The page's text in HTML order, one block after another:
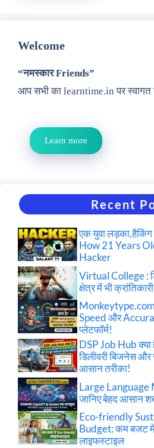
Welcome
“नमस्कार Friends”
आप सभी का learntime.in पर
Learn more
Recent
एक युवा लड़का,हैकिंग
How 21 Years
Hacker
Virtual College :
क्षेत्र में भी
Monkeytype.com
Speed और
प्लेटफॉर्म!
DSP Job Hub
डिलीवरी बिजनेस
आसान तरीका!
Large Language
जानिए बेहद आसान
Eco-friendly
Budget: कम बजट
लाइफस्टाइल